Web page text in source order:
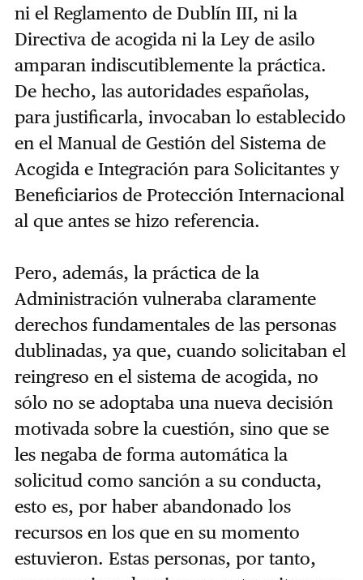
ni el Reglamento de Dublín III, ni la
Directiva de acogida ni la Ley de asilo
amparan indiscutiblemente la práctica.
De hecho, las autoridades españolas,
para justificarla, invocaban lo establecido
en el Manual de Gestión del Sistema de
Acogida e Integración para Solicitantes y
Beneficiarios de Protección Internacional
al que antes se hizo referencia.
Pero, además, la práctica de la
Administración vulneraba claramente
derechos fundamentales de las personas
dublinadas, ya que, cuando solicitaban el
reingreso en el sistema de acogida, no
sólo no se adoptaba una nueva decisión
motivada sobre la cuestión, sino que se
les negaba de forma automática la
solicitud como sanción a su conducta,
esto es, por haber abandonado los
recursos en los que en su momento
estuvieron. Estas personas, por tanto,